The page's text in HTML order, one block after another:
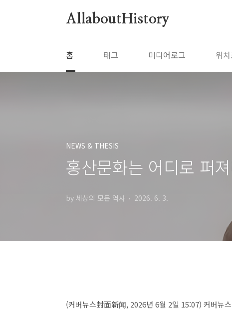
AllaboutHistory
홈 태그 미디어로그 위
NEWS & THESIS
홍산문화는 어디로 퍼
by 세상의 모든 역사 2026. 6. 3.
(커버뉴스封面新闻, 2026년 6월 2일 15:07) 커버뉴